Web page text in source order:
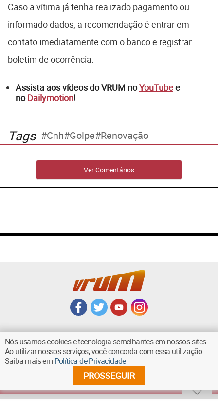
Caso a vítima já tenha realizado pagamento ou
informado dados, a recomendação é entrar em
contato imediatamente com o banco e registrar
boletim de ocorrência.
Assista aos vídeos do VRUM noYouTubee
noDailymotion!
Tags Cnh Golpe Renovação
Ver Comentários
VOLTAR AO TOPO
Diários Associados - Todos os direitos reservados
Nós usamos cookies e tecnologia semelhantes em nossos sites.
Ao utilizar nossos serviços, você concorda com essa utilização.
Saiba mais em Política de Privacidade.
PROSSEGUIR